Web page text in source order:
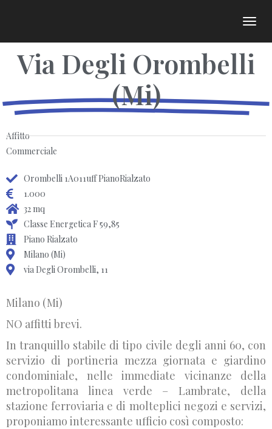
Via Degli Orombelli
(Mi)
Affitto
Commerciale
Orombelli 1A011uff PianoRialzato
1.000
32 mq
Classe Energetica F 59,85
Piano Rialzato
Milano (Mi)
via Degli Orombelli, 11
Milano (Mi)
NO affitti brevi.
In tranquillo stabile di tipo civile degli anni 60, con
servizio di portineria mezza giornata e giardino
condominiale, nelle immediate vicinanze della
metropolitana linea verde – Lambrate, della
stazione ferroviaria e di molteplici negozi e servizi,
proponiamo interessante ufficio così composto: